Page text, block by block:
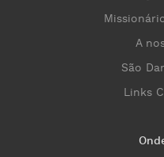
A
São
Links